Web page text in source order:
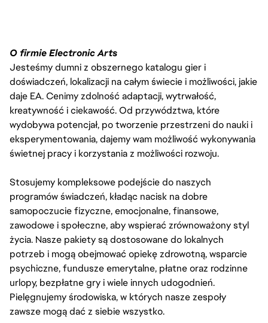
O firmie Electronic Arts
Jesteśmy dumni z obszernego katalogu gier i
doświadczeń, lokalizacji na całym świecie i możliwości, jakie
daje EA. Cenimy zdolność adaptacji, wytrwałość,
kreatywność i ciekawość. Od przywództwa, które
wydobywa potencjał, po tworzenie przestrzeni do nauki i
eksperymentowania, dajemy wam możliwość wykonywania
świetnej pracy i korzystania z możliwości rozwoju.
Stosujemy kompleksowe podejście do naszych
programów świadczeń, kładąc nacisk na dobre
samopoczucie fizyczne, emocjonalne, finansowe,
zawodowe i społeczne, aby wspierać zrównoważony styl
życia. Nasze pakiety są dostosowane do lokalnych
potrzeb i mogą obejmować opiekę zdrowotną, wsparcie
psychiczne, fundusze emerytalne, płatne oraz rodzinne
urlopy, bezpłatne gry i wiele innych udogodnień.
Pielęgnujemy środowiska, w których nasze zespoły
zawsze mogą dać z siebie wszystko.